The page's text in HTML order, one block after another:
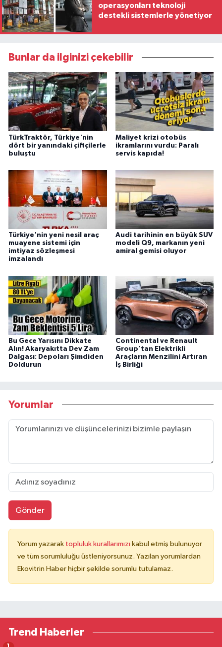
operasyonları teknoloji
destekli sistemlerle yönetiyor
Bunlar da ilginizi çekebilir
TürkTraktör, Türkiye'nin
dört bir yanındaki çiftçilerle
buluştu
Maliyet krizi otobüs
ikramlarını vurdu: Paralı
servis kapıda!
Türkiye'nin yeni nesil araç
muayene sistemi için
imtiyaz sözleşmesi
imzalandı
Audi tarihinin en büyük SUV
modeli Q9, markanın yeni
amiral gemisi oluyor
Bu Gece Yarısını Dikkate
Alın! Akaryakıtta Dev Zam
Dalgası: Depoları Şimdiden
Doldurun
Continental ve Renault
Group’tan Elektrikli
Araçların Menzilini Artıran
İş Birliği
Yorumlar
Gönder
Yorum yazarak topluluk kurallarımızı kabul etmiş bulunuyor
ve tüm sorumluluğu üstleniyorsunuz. Yazılan yorumlardan
Ekovitrin Haber hiçbir şekilde sorumlu tutulamaz.
Trend Haberler